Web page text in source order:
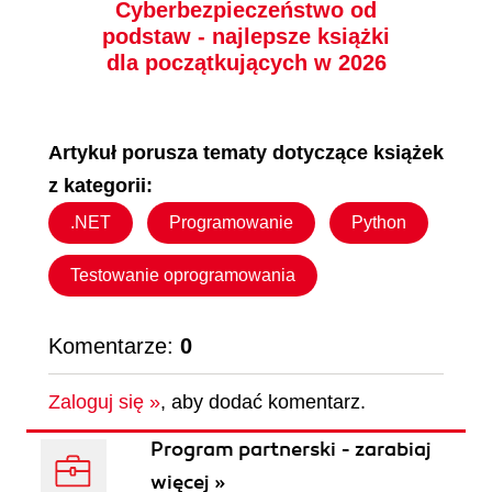
książka ebook
Praktyczny przewodnik
oprogramowania
wysokiej jakości
Gayathri Mohan
(53,40 zł najniższa cena z 30 dni)
książka
bezpiecznych usług
sieciowych
Rob VandenBrink
Cyberbezpieczeństwo od
podstaw - najlepsze książki
dla początkujących w 2026
Artykuł porusza tematy dotyczące książek
z kategorii:
.NET Programowanie Python
Testowanie oprogramowania
Komentarze: 0
Zaloguj się », aby dodać komentarz.
Program partnerski - zarabiaj
więcej »